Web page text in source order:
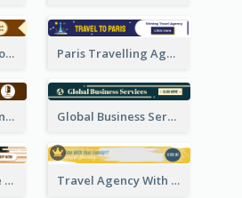
2-Colour Bakery Promotional Banner Ad Paris Travelling Agency Banner Ad
Cafe Promotion Banner Ad With Herbal Tea Global Business Services Banner Ad
End Of Season Sale Banner Ad Travel Agency With Customized Journey Banner Ad